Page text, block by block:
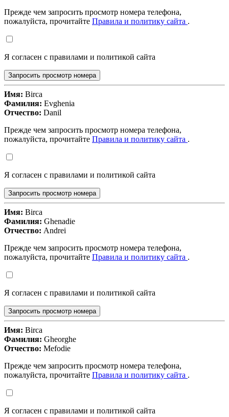
Прежде чем запросить просмотр номера телефона,
пожалуйста, прочитайте Правила и политику сайта .
Я согласен с правилами и политикой сайта
Запросить просмотр номера
Имя: Birca
Фамилия: Evghenia
Отчество: Danil
Прежде чем запросить просмотр номера телефона,
пожалуйста, прочитайте Правила и политику сайта .
Я согласен с правилами и политикой сайта
Запросить просмотр номера
Имя: Birca
Фамилия: Ghenadie
Отчество: Andrei
Прежде чем запросить просмотр номера телефона,
пожалуйста, прочитайте Правила и политику сайта .
Я согласен с правилами и политикой сайта
Запросить просмотр номера
Имя: Birca
Фамилия: Gheorghe
Отчество: Mefodie
Прежде чем запросить просмотр номера телефона,
пожалуйста, прочитайте Правила и политику сайта .
Я согласен с правилами и политикой сайта